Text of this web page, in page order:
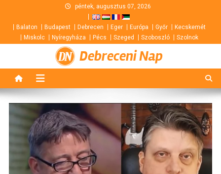
content
péntek, augusztus 07, 2026
Balaton Budapest Debrecen Eger Európa Győr
Kecskemét
Miskolc
Nyíregyháza Pécs Szeged Szoboszló Szolnok
Debreceni Nap